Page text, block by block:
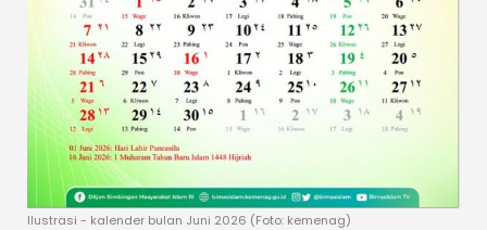
Ilustrasi - kalender bulan Juni 2026 (Foto: kemenag)